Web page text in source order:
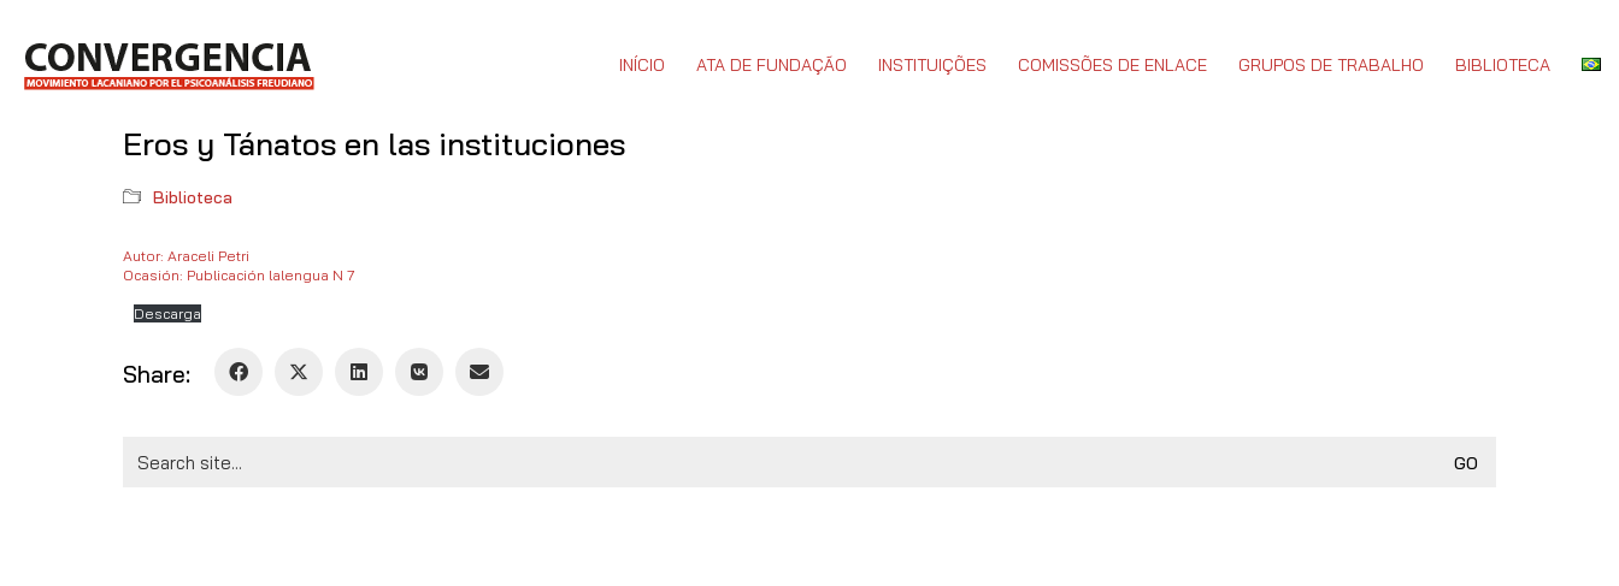
INÍCIO ATA DE FUNDAÇÃO INSTITUIÇÕES COMISSÕES DE ENLACE GRUPOS DE TRABALHO BIBLIOTECA
Eros y Tánatos en las instituciones
Biblioteca
Autor: Araceli Petri
Ocasión: Publicación lalengua N 7
Descarga
Share:
for: